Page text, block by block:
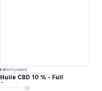
Hollyweed
Huile CBD 10 % - Full
Spectrum
(0)